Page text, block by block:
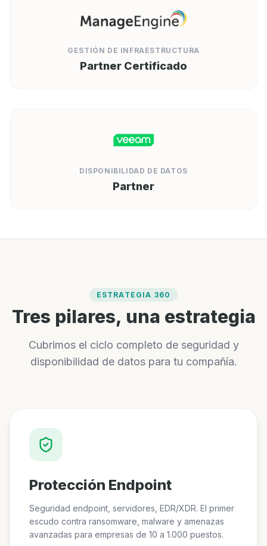
GESTIÓN DE INFRAESTRUCTURA
Partner Certificado
DISPONIBILIDAD DE DATOS
Partner
ESTRATEGIA 360
Tres pilares, una estrategia
Cubrimos el ciclo completo de seguridad y
disponibilidad de datos para tu compañía.
Protección Endpoint
Seguridad endpoint, servidores, EDR/XDR. El primer
escudo contra ransomware, malware y amenazas
avanzadas para empresas de 10 a 1.000 puestos.